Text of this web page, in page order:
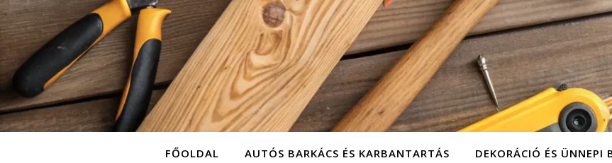
FŐOLDAL AUTÓS BARKÁCS ÉS KARBANTARTÁS DEKORÁCIÓ ÉS ÜNNEPI